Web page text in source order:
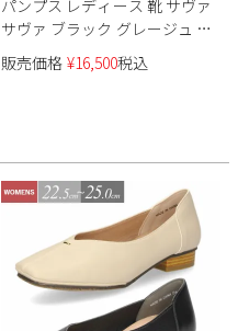
パンプス レディース 靴 サヴァ
サヴァ ブラック グレージュ 本
革 ローヒール スクエアトゥ
cavacava 320655 卒業式 入学式
販売価格 ¥16,500税込